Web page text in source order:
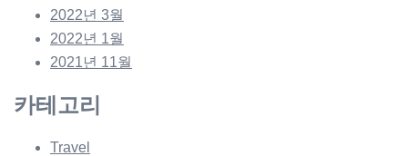
2022년 3월
2022년 1월
2021년 11월
카테고리
Travel